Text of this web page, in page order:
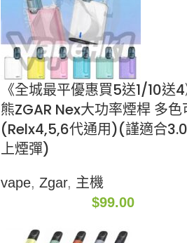
《全城最平優惠買5送1/10送
熊ZGAR Nex大功率煙桿 多色
(Relx4,5,6代通用)(謹適合
上煙彈)
vape, Zgar, 主機
$99.00